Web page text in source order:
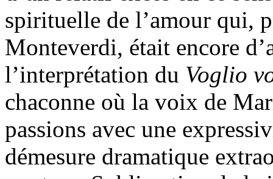
spirituelle de l’amour qui,
Monteverdi, était encore
l’interprétation du Voglio
chaconne où la voix de
passions avec une
démesure dramatique